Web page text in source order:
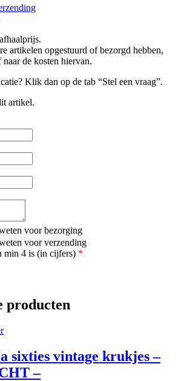
artikelen opgestuurd of bezorgd hebben,
de kosten hiervan.
Klik dan op de tab “Stel een vraag”.
artikel.
voor bezorging
voor verzending
min 4 is (in cijfers) *
producten
sixties vintage krukjes –
–